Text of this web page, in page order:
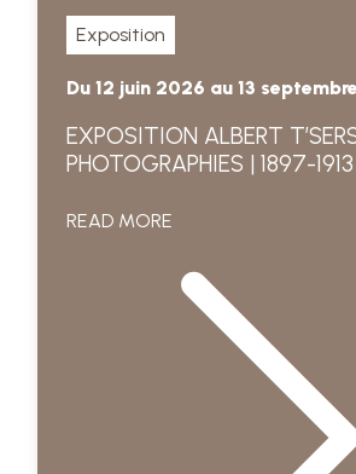
Exposition
Du 12 juin 2026 au 13
EXPOSITION ALBERT
PHOTOGRAPHIES | 1897-1913
READ MORE